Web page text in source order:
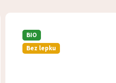
BIO
Bez lepku